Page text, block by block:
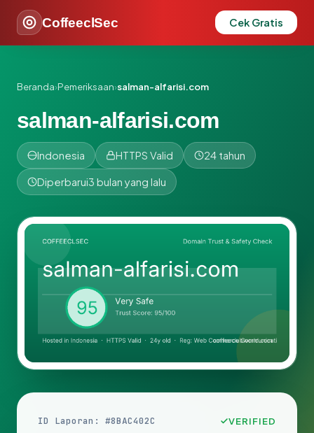
CoffeeclSec Cek Gratis
Beranda›Pemeriksaan›salman-alfarisi.com
salman-alfarisi.com
Indonesia HTTPS Valid 24 tahun
Diperbarui3 bulan yang lalu
ID Laporan: #8BAC402C VERIFIED